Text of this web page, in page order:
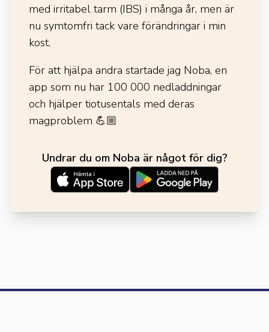
med irritabel tarm (IBS) i många år, men är
nu symtomfri tack vare förändringar i min
kost.
För att hjälpa andra startade jag Noba, en
app som nu har 100 000 nedladdningar
och hjälper tiotusentals med deras
magproblem 💪🏼
Undrar du om Noba är något för dig?